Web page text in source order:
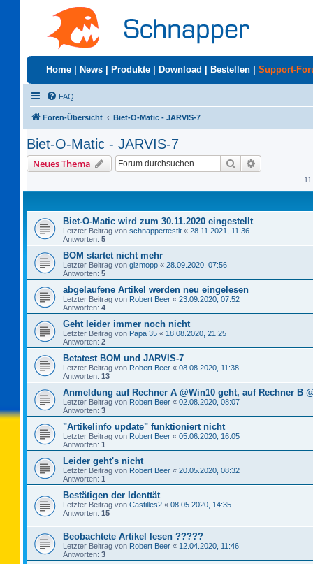
Home News Produkte Download Bestellen Support-
FAQ
Foren-Übersicht Biet-O-Matic - JARVIS-7
Biet-O-Matic - JARVIS-7
Neues Thema Suche
Biet-O-Matic wird zum 30.11.2020 eingestellt
Letzter Beitrag von schnappertestit « 28.11.2021, 11:36
Antworten: 5
BOM startet nicht mehr
Letzter Beitrag von gizmopp « 28.09.2020, 07:56
Antworten: 5
abgelaufene Artikel werden neu eingelesen
Letzter Beitrag von Robert Beer « 23.09.2020, 07:52
Antworten: 4
Geht leider immer noch nicht
Letzter Beitrag von Papa 35 « 18.08.2020, 21:25
Antworten: 2
Betatest BOM und JARVIS-7
Letzter Beitrag von Robert Beer « 08.08.2020, 11:38
Antworten: 13
Anmeldung auf Rechner A @Win10 geht, auf Rechner B
Letzter Beitrag von Robert Beer « 02.08.2020, 08:07
Antworten: 3
"Artikelinfo update" funktioniert nicht
Letzter Beitrag von Robert Beer « 05.06.2020, 16:05
Antworten: 1
Leider geht's nicht
Letzter Beitrag von Robert Beer « 20.05.2020, 08:32
Antworten: 1
Bestätigen der Identtät
Letzter Beitrag von Castilles2 « 08.05.2020, 14:35
Antworten: 15
Beobachtete Artikel lesen ?????
Letzter Beitrag von Robert Beer « 12.04.2020, 11:46
Antworten: 3